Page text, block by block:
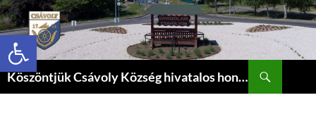
Eszköztár megnyitása
Köszöntjük Csávoly Község hivatalos honlapján.
Keresés